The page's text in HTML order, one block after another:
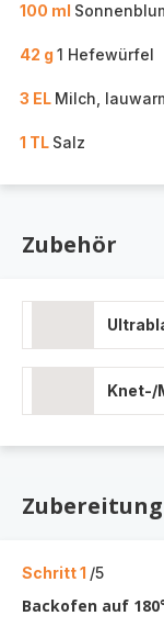
100 ml
42 g 1 Hefewürfel
3 EL Milch,
1 TL Salz
Zubehör
Knet-/
Zubereitung
Schritt 1 /5
Backofen auf